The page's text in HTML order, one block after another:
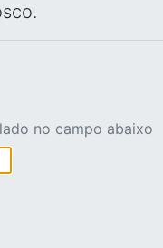
no campo abaixo